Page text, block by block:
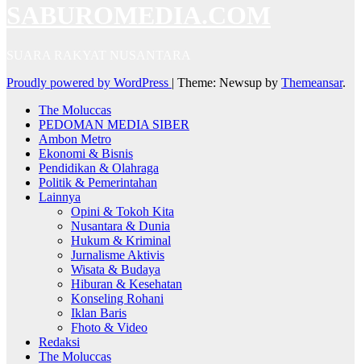
Proudly powered by WordPress | Theme: Newsup by Themeansar.
The Moluccas
PEDOMAN MEDIA SIBER
Ambon Metro
Ekonomi & Bisnis
Pendidikan & Olahraga
Politik & Pemerintahan
Lainnya
Opini & Tokoh Kita
Nusantara & Dunia
Hukum & Kriminal
Jurnalisme Aktivis
Wisata & Budaya
Hiburan & Kesehatan
Konseling Rohani
Iklan Baris
Fhoto & Video
Redaksi
The Moluccas